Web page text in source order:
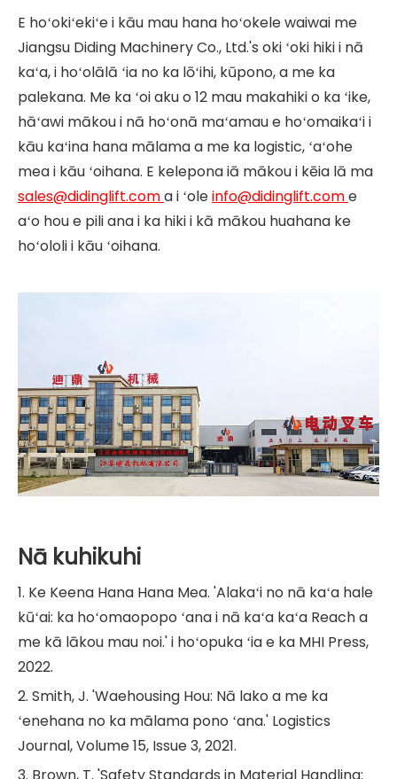
E hoʻokiʻekiʻe i kāu mau hana hoʻokele waiwai me
Jiangsu Diding Machinery Co., Ltd.'s oki ʻoki hiki i nā
kaʻa, i hoʻolālā ʻia no ka lōʻihi, kūpono, a me ka
palekana. Me ka ʻoi aku o 12 mau makahiki o ka ʻike,
hāʻawi mākou i nā hoʻonā maʻamau e hoʻomaikaʻi i
kāu kaʻina hana mālama a me ka logistic, ʻaʻohe
mea i kāu ʻoihana. E kelepona iā mākou i kēia lā ma
sales@didinglift.coma i ʻoleinfo@didinglift.come
aʻo hou e pili ana i ka hiki i kā mākou huahana ke
hoʻololi i kāu ʻoihana.
Nā kuhikuhi
1. Ke Keena Hana Hana Mea. 'Alakaʻi no nā kaʻa hale
kūʻai: ka hoʻomaopopo ʻana i nā kaʻa kaʻa Reach a
me kā lākou mau noi.' i hoʻopuka ʻia e ka MHI Press,
2022.
2. Smith, J. 'Waehousing Hou: Nā lako a me ka
ʻenehana no ka mālama pono ʻana.' Logistics
Journal, Volume 15, Issue 3, 2021.
3. Brown, T. 'Safety Standards in Material Handling: